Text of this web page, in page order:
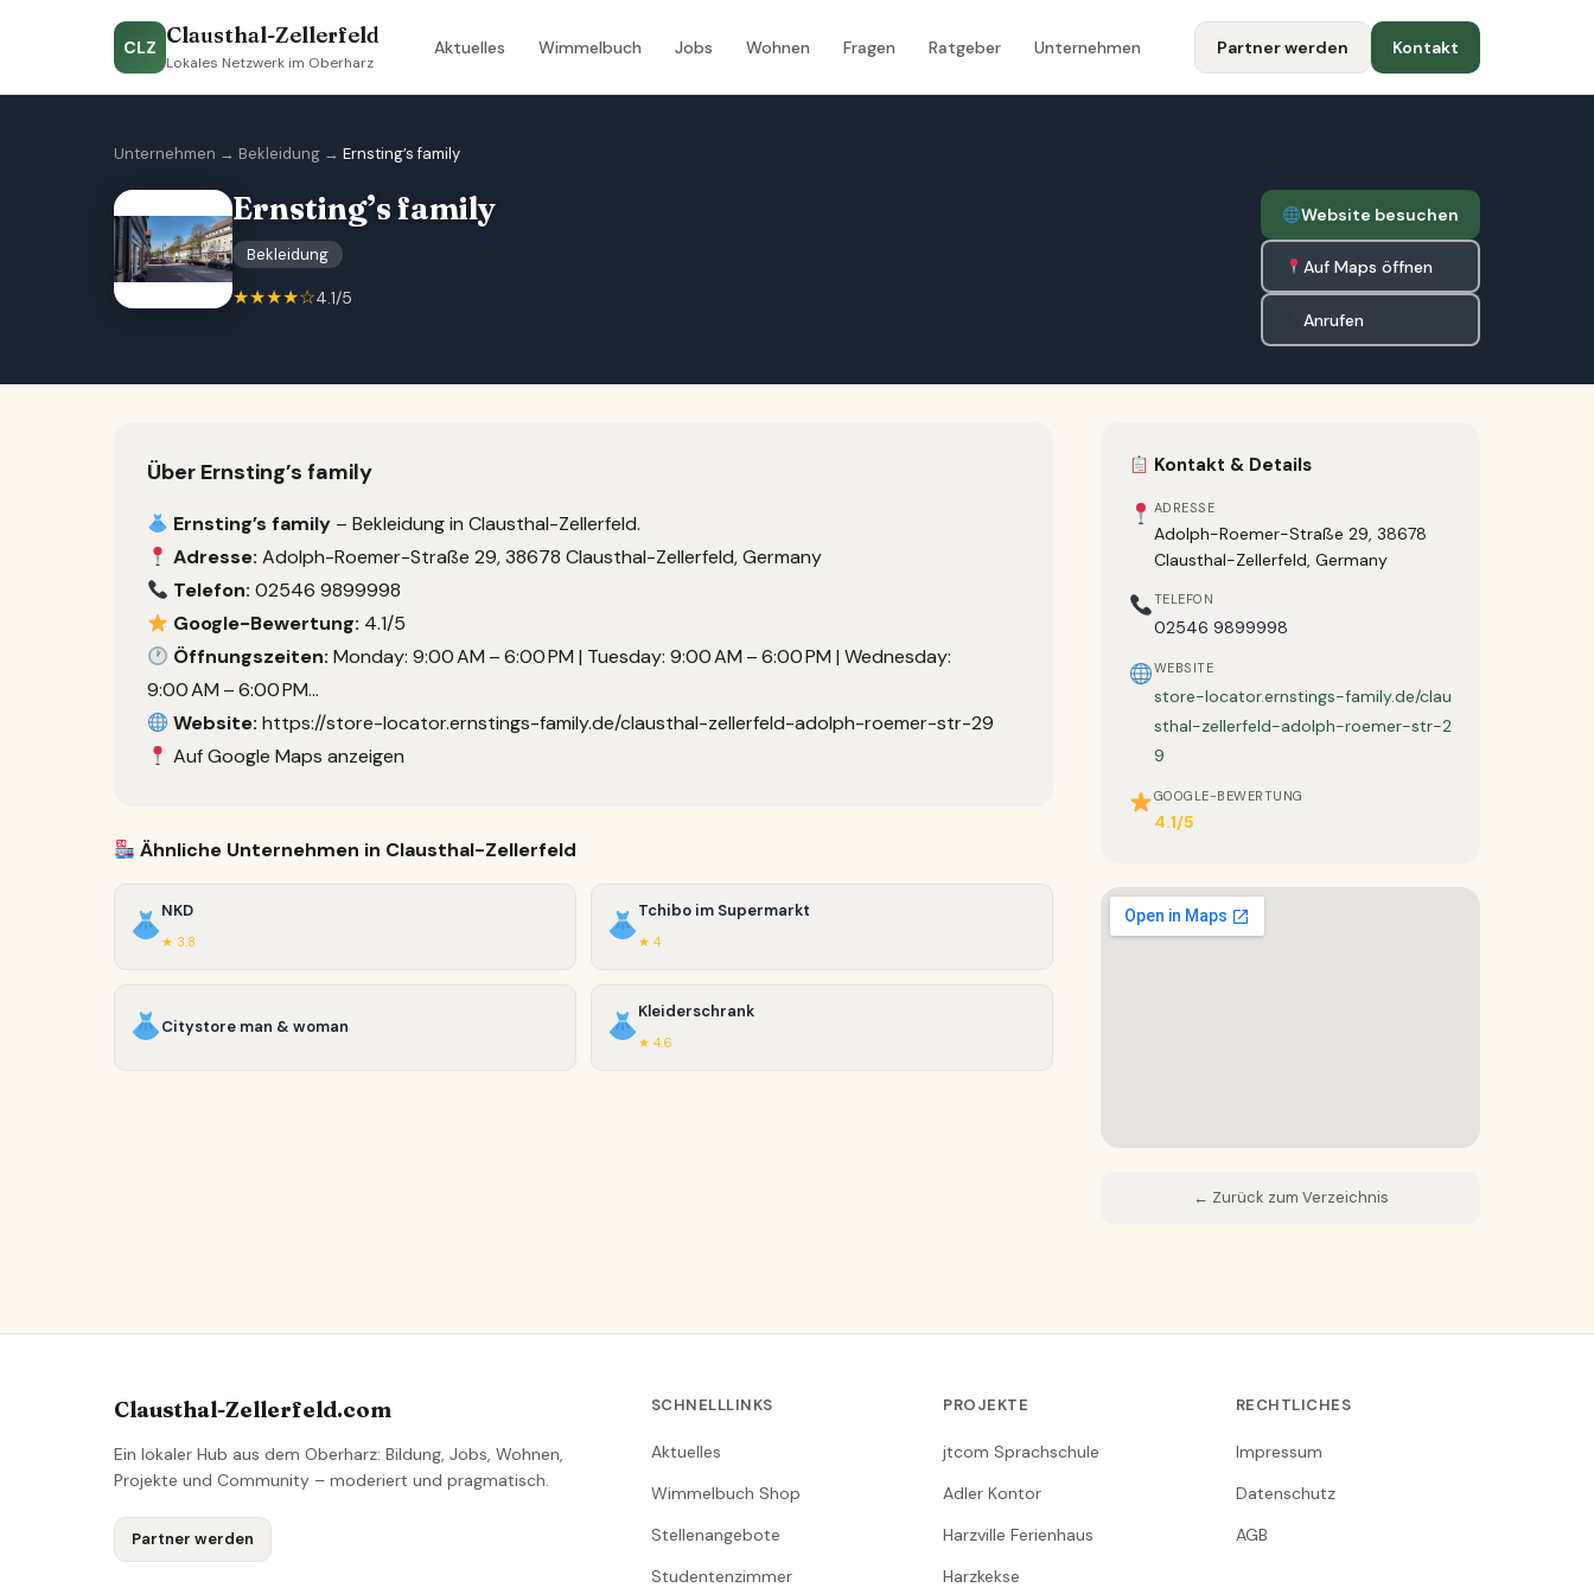
CLZ Clausthal-Zellerfeld
Lokales Netzwerk im Oberharz
Aktuelles Wimmelbuch Jobs Wohnen Fragen Ratgeber Unternehmen Partner werden Kontakt
Unternehmen → Bekleidung → Ernsting’s family
Ernsting’s family
Bekleidung
★★★★☆4.1/5
Website besuchen
Auf Maps öffnen
Anrufen
Über Ernsting’s family
Ernsting’s family – Bekleidung in Clausthal-Zellerfeld.
Adresse: Adolph-Roemer-Straße 29, 38678 Clausthal-Zellerfeld, Germany
Telefon: 02546 9899998
Google-Bewertung: 4.1/5
Öffnungszeiten: Monday: 9:00 AM – 6:00 PM | Tuesday: 9:00 AM – 6:00 PM | Wednesday:
9:00 AM – 6:00 PM…
Website: https://store-locator.ernstings-family.de/clausthal-zellerfeld-adolph-roemer-str-29
Auf Google Maps anzeigen
Ähnliche Unternehmen in Clausthal-Zellerfeld
NKD
★ 3.8
Tchibo im Supermarkt
★ 4
Citystore man & woman
Kleiderschrank
★ 4.6
Kontakt & Details
ADRESSE
Adolph-Roemer-Straße 29, 38678
Clausthal-Zellerfeld, Germany
TELEFON
02546 9899998
WEBSITE
store-locator.ernstings-family.de/clau
sthal-zellerfeld-adolph-roemer-str-2
9
GOOGLE-BEWERTUNG
4.1/5
← Zurück zum Verzeichnis
Clausthal-Zellerfeld.com
Ein lokaler Hub aus dem Oberharz: Bildung, Jobs, Wohnen,
Projekte und Community – moderiert und pragmatisch.
Partner werden
SCHNELLLINKS
Aktuelles
Wimmelbuch Shop
Stellenangebote
Studentenzimmer
PROJEKTE
jtcom Sprachschule
Adler Kontor
Harzville Ferienhaus
Harzkekse
RECHTLICHES
Impressum
Datenschutz
AGB